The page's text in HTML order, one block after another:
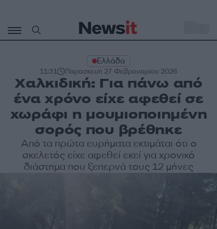
περιεχόμενο
Ελλάδα
11:31 Παρασκευή 27 Φεβρουαρίου 2026
Χαλκιδική: Για πάνω από
ένα χρόνο είχε αφεθεί σε
χωράφι η μουμιοποιημένη
σορός που βρέθηκε
Aπό τα πρώτα ευρήματα εκτιμάται ότι ο
σκελετός είχε αφεθεί εκεί για χρονικό
διάστημα που ξεπερνά τους 12 μήνες